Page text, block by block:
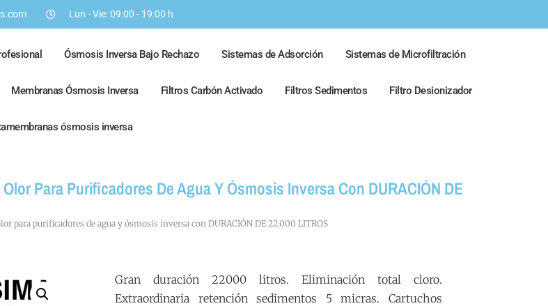
Lun - Vie: 09:00 - 19:00 h
Ósmosis Inversa Bajo Rechazo Sistemas de Adsorción Sistemas de Microfiltración
Membranas Ósmosis Inversa Filtros Carbón Activado Filtros Sedimentos Filtro Desionizador
ósmosis inversa
Para Purificadores De Agua Y Ósmosis Inversa Con DURACIÓN DE
para purificadores de agua y ósmosis inversa con DURACIÓN DE 22.000 LITROS
Gran duración 22000 litros. Eliminación total cloro.
Extraordinaria retención sedimentos 5 micras. Cartuchos